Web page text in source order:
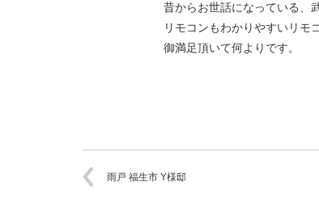
昔からお世話になっている、
リモコンもわかりやすいリモ
御満足頂いて何よりです。
雨戸 福生市 Y様邸